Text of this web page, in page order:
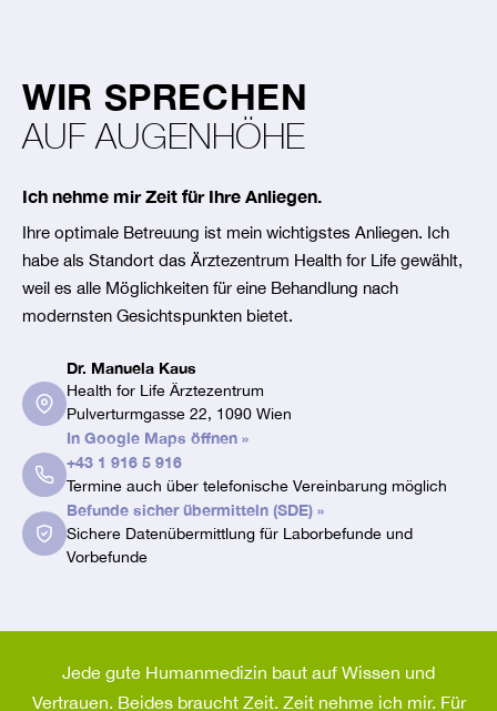
WIR SPRECHEN
AUF AUGENHÖHE
Ich nehme mir Zeit für Ihre Anliegen.
Ihre optimale Betreuung ist mein wichtigstes Anliegen. Ich
habe als Standort das Ärztezentrum Health for Life gewählt,
weil es alle Möglichkeiten für eine Behandlung nach
modernsten Gesichtspunkten bietet.
Dr. Manuela Kaus
Health for Life Ärztezentrum
Pulverturmgasse 22, 1090 Wien
In Google Maps öffnen »
+43 1 916 5 916
Termine auch über telefonische Vereinbarung möglich
Befunde sicher übermitteln (SDE) »
Sichere Datenübermittlung für Laborbefunde und
Vorbefunde
Jede gute Humanmedizin baut auf Wissen und
Vertrauen. Beides braucht Zeit. Zeit nehme ich mir. Für